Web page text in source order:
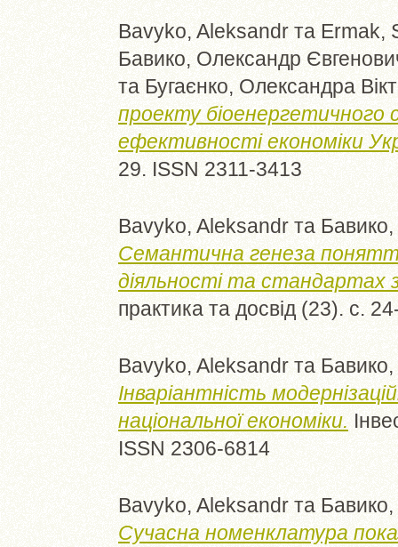
Bavyko, Aleksandr та Ermak,
Бавико, Олександр
та Бугаєнко, Олександра
проекту біоенергетичного
ефективності економіки
29. ISSN 2311-3413
Bavyko, Aleksandr та
Семантична генеза
діяльності та стандартах
практика та досвід (23). с.
Bavyko, Aleksandr та
Інваріантність
національної економіки.
ISSN 2306-6814
Bavyko, Aleksandr та
Сучасна номенклатура